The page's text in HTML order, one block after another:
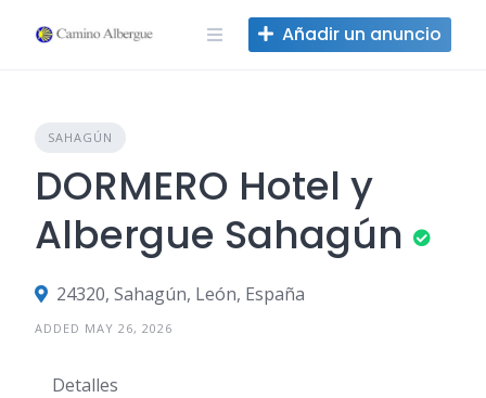
Añadir un anuncio
SAHAGÚN
DORMERO Hotel y
Albergue Sahagún
24320, Sahagún, León, España
ADDED MAY 26, 2026
Detalles